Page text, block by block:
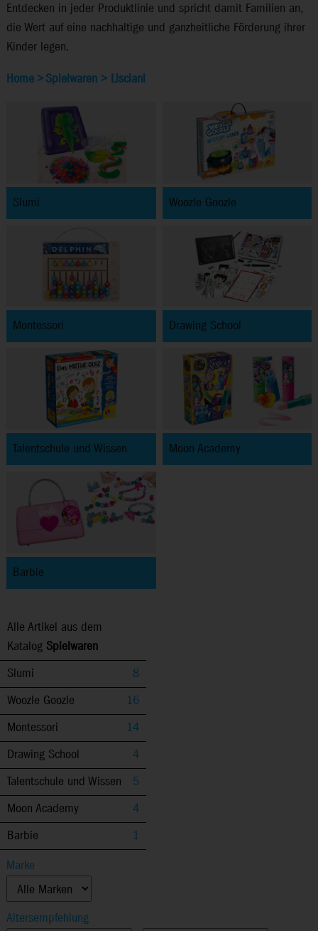
Entdecken in jeder Produktlinie und spricht damit Familien an,
die Wert auf eine nachhaltige und ganzheitliche Förderung ihrer
Kinder legen.
Home >Spielwaren > Lisciani
Slumi Woozle Goozle
Montessori Drawing School
Talentschule und Wissen Moon Academy
Barbie
Alle Artikel aus dem
Katalog Spielwaren
Slumi
8
Woozle Goozle
16
Montessori
14
Drawing School
4
Talentschule und Wissen
5
Moon Academy
4
Barbie
1
Marke
Altersempfehlung